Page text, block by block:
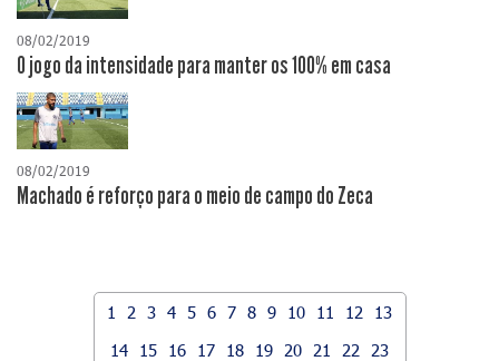
08/02/2019
O jogo da intensidade para manter os 100% em casa
08/02/2019
Machado é reforço para o meio de campo do Zeca
1 2 3 4 5 6 7 8 9 10 11 12
13
14
15 16 17 18 19 20 21 22
23